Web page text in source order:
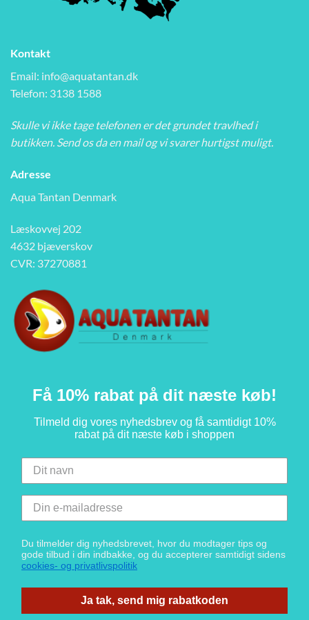
Kontakt
Email: info@aquatantan.dk
Telefon: 3138 1588
Skulle vi ikke tage telefonen er det grundet travlhed i
butikken. Send os da en mail og vi svarer hurtigst muligt.
Adresse
Aqua Tantan Denmark
Læskovvej 202
4632 bjæverskov
CVR: 37270881
Få 10% rabat på dit næste køb!
Tilmeld dig vores nyhedsbrev og få samtidigt 10%
rabat på dit næste køb i shoppen
Du tilmelder dig nyhedsbrevet, hvor du modtager tips og
gode tilbud i din indbakke, og du accepterer samtidigt sidens
cookies- og privatlivspolitik
Ja tak, send mig rabatkoden